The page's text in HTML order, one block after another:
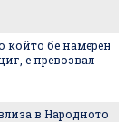
който бе намерен
е превозвал
в Народното